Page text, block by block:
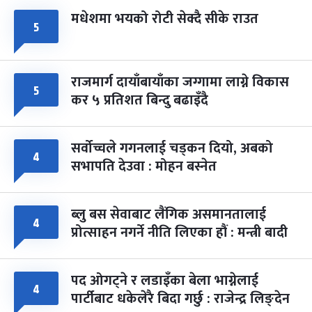
५ मधेशमा भयको रोटी सेक्दै सीके राउत
५ राजमार्ग दायाँबायाँका जग्गामा लाग्ने विकास
कर ५ प्रतिशत बिन्दु बढाइँदै
४ सर्वोच्चले गगनलाई चड्कन दियो, अबको
सभापति देउवा : मोहन बस्नेत
४ ब्लु बस सेवाबाट लैंगिक असमानतालाई
प्रोत्साहन नगर्ने नीति लिएका हौं : मन्त्री बादी
४ पद ओगट्ने र लडाइँका बेला भाग्नेलाई
पार्टीबाट धकेलेरै बिदा गर्छु : राजेन्द्र लिङ्देन